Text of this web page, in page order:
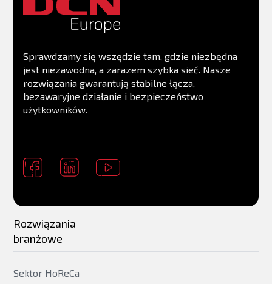
Sprawdzamy się wszędzie tam, gdzie niezbędna
jest niezawodna, a zarazem szybka sieć. Nasze
rozwiązania gwarantują stabilne łącza,
bezawaryjne działanie i bezpieczeństwo
użytkowników.
Rozwiązania
branżowe
Sektor HoReCa